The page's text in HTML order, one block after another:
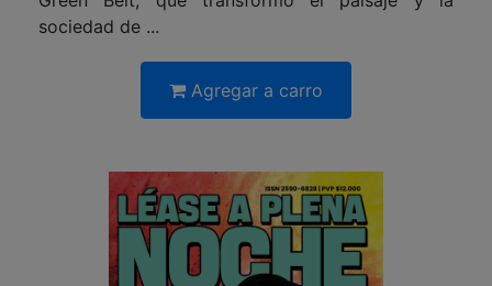
sociedad de ...
Agregar a carro